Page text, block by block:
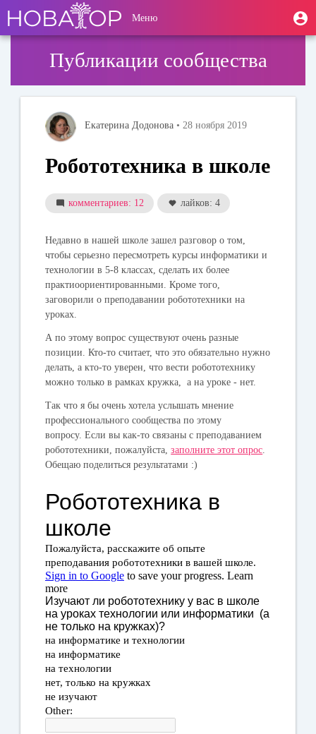
основному
содержанию
User
account
Меню
Публикации сообщества
Екатерина Додонова • 28 ноября 2019
Робототехника в школе
комментариев: 12 лайков: 4
Недавно в нашей школе зашел разговор о том,
чтобы серьезно пересмотреть курсы информатики и
технологии в 5-8 классах, сделать их более
практиоориентированными. Кроме того,
заговорили о преподавании робототехники на
уроках.
А по этому вопрос существуют очень разные
позиции. Кто-то считает, что это обязательно нужно
делать, а кто-то уверен, что вести робототехнику
можно только в рамках кружка, а на уроке - нет.
Так что я бы очень хотела услышать мнение
профессионального сообщества по этому
вопросу. Если вы как-то связаны с преподаванием
робототехники, пожалуйста,заполните этот опрос
Обещаю поделиться результатами :)